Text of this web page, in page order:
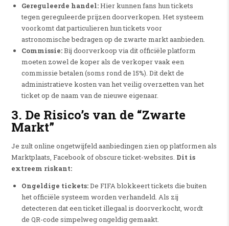
Gereguleerde handel:Hier kunnen fans hun tickets
tegen gereguleerde prijzen doorverkopen. Het systeem
voorkomt dat particulieren hun tickets voor
astronomische bedragen op de zwarte markt aanbieden.
Commissie:Bij doorverkoop via dit officiële platform
moeten zowel de koper als de verkoper vaak een
commissie betalen (soms rond de 15%). Dit dekt de
administratieve kosten van het veilig overzetten van het
ticket op de naam van de nieuwe eigenaar.
3. De Risico’s van de “Zwarte
Markt”
Je zult online ongetwijfeld aanbiedingen zien op platformen als
Marktplaats, Facebook of obscure ticket-websites. Dit is
extreem riskant:
Ongeldige tickets:De FIFA blokkeert tickets die buiten
het officiële systeem worden verhandeld. Als zij
detecteren dat een ticket illegaal is doorverkocht, wordt
de QR-code simpelweg ongeldig gemaakt.